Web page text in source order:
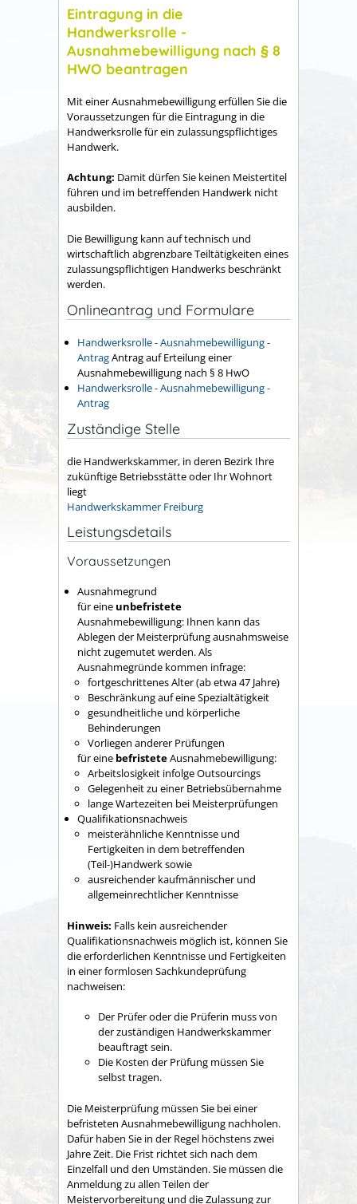
Eintragung in die
Handwerksrolle -
Ausnahmebewilligung nach § 8
HWO beantragen
Mit einer Ausnahmebewilligung erfüllen Sie die
Voraussetzungen für die Eintragung in die
Handwerksrolle für ein zulassungspflichtiges
Handwerk.
Achtung: Damit dürfen Sie keinen Meistertitel
führen und im betreffenden Handwerk nicht
ausbilden.
Die Bewilligung kann auf technisch und
wirtschaftlich abgrenzbare Teiltätigkeiten eines
zulassungspflichtigen Handwerks beschränkt
werden.
Onlineantrag und Formulare
Handwerksrolle - Ausnahmebewilligung -
AntragAntrag auf Erteilung einer
Ausnahmebewilligung nach § 8 HwO
Handwerksrolle - Ausnahmebewilligung -
Antrag
Zuständige Stelle
die Handwerkskammer, in deren Bezirk Ihre
zukünftige Betriebsstätte oder Ihr Wohnort
liegt
Handwerkskammer Freiburg
Leistungsdetails
Voraussetzungen
Ausnahmegrund
für eine unbefristete
Ausnahmebewilligung: Ihnen kann das
Ablegen der Meisterprüfung ausnahmsweise
nicht zugemutet werden.Als
Ausnahmegründe kommen infrage:
fortgeschrittenes Alter (ab etwa 47 Jahre)
Beschränkung auf eine Spezialtätigkeit
gesundheitliche und körperliche
Behinderungen
Vorliegen anderer Prüfungen
für eine befristeteAusnahmebewilligung:
Arbeitslosigkeit infolge Outsourcings
Gelegenheit zu einer Betriebsübernahme
lange Wartezeiten bei Meisterprüfungen
Qualifikationsnachweis
meisterähnliche Kenntnisse und
Fertigkeiten in dem betreffenden
(Teil-)Handwerk sowie
ausreichender kaufmännischer und
allgemeinrechtlicher Kenntnisse
Hinweis: Falls kein ausreichender
Qualifikationsnachweis möglich ist, können Sie
die erforderlichen Kenntnisse und Fertigkeiten
in einer formlosen Sachkundeprüfung
nachweisen:
Der Prüfer oder die Prüferin muss von
der zuständigen Handwerkskammer
beauftragt sein.
Die Kosten der Prüfung müssen Sie
selbst tragen.
Die Meisterprüfung müssen Sie bei einer
befristeten Ausnahmebewilligung nachholen.
Dafür haben Sie in der Regel höchstens zwei
Jahre Zeit. Die Frist richtet sich nach dem
Einzelfall und den Umständen. Sie müssen die
Anmeldung zu allen Teilen der
Meistervorbereitung und die Zulassung zur